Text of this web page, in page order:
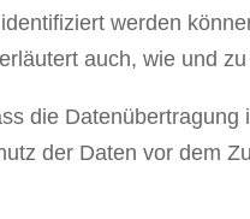
werden
auch, wie und
die
der Daten vor dem